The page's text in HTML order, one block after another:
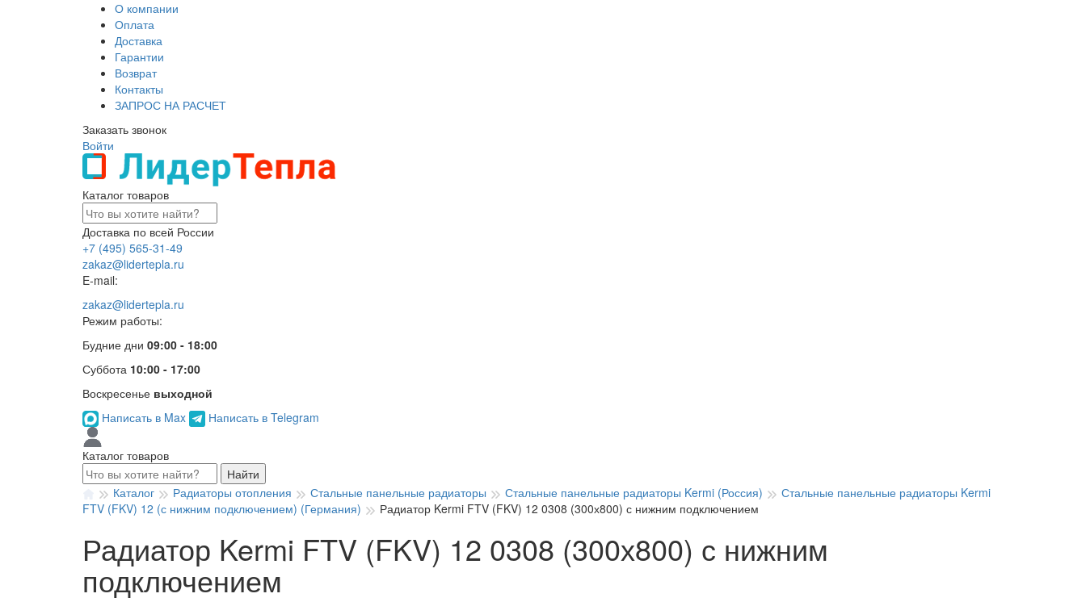
О компании
Оплата
Доставка
Гарантии
Возврат
Контакты
ЗАПРОС НА РАСЧЕТ
Заказать звонок
Войти
Каталог товаров
Доставка по всей России
+7 (495) 565-31-49
zakaz@lidertepla.ru
E-mail:
zakaz@lidertepla.ru
Режим работы:
Будние дни 09:00 - 18:00
Суббота 10:00 - 17:00
Воскресенье выходной
Написать в Max
Написать в Telegram
Каталог товаров
Найти
Каталог
Радиаторы отопления Стальные панельные радиаторы Стальные панельные радиаторы Kermi (Россия)
Стальные панельные радиаторы Kermi
FTV (FKV) 12 (с нижним подключением) (Германия)
Радиатор Kermi FTV (FKV) 12 0308 (300х800) с нижним подключением
Радиатор Kermi FTV (FKV) 12 0308 (300х800) с нижним
подключением